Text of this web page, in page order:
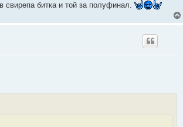
свирепа битка и той за полуфинал.